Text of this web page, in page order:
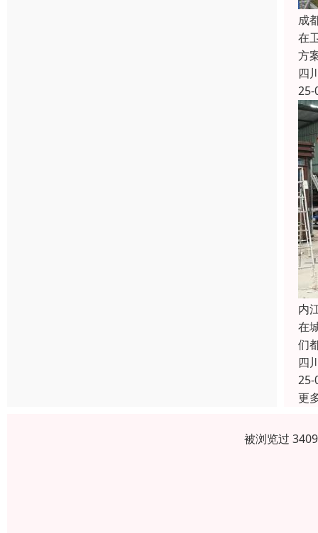
成
在
方
四
25-
内
在
们
四
25-
更
被浏览过